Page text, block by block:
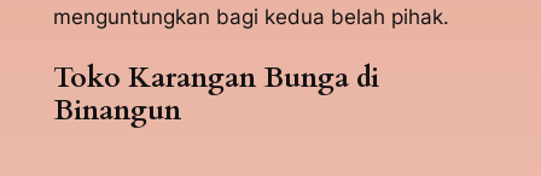
menguntungkan bagi kedua belah pihak.
Toko Karangan Bunga di
Binangun